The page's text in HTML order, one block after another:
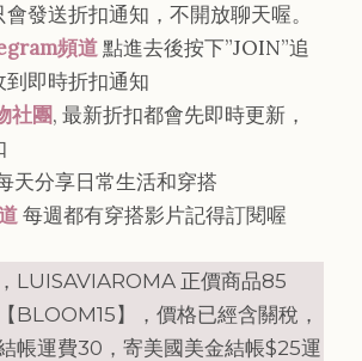
發送折扣通知，不開放聊天喔。
頻道點進去後按下”JOIN”追
即時折扣通知
社團, 最新折扣都會先即時更新，
天分享日常生活和穿搭
每週都有穿搭影片記得訂閱喔
LUISAVIAROMA 正價商品85
BLOOM15】，價格已經含關稅，
帳運費30，寄美國美金結帳$25運